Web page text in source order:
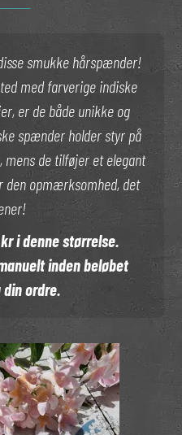
smukke hårspænder!
med farverige indiske
er de både unikke og
spænder holder styr på
mens de tilføjer et elegant
den opmærksomhed, det
i denne størrelse.
inden beløbet
ordre.